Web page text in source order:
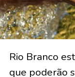
Rio Branco
que poderão